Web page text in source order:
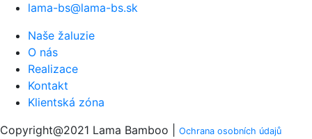
lama-bs@lama-bs.sk
Naše žaluzie
O nás
Realizace
Kontakt
Klientská zóna
Copyright@2021 Lama Bamboo |
Ochrana osobních údajů